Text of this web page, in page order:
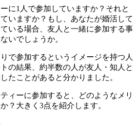
に1人で参加していますか？それと
いますか？もし、あなたが婚活して
いる場合、友人と一緒に参加する事
いでしょうか。
で参加するというイメージを持つ人
の結果、約半数の人が友人・知人と
たことがあると分かりました。
ィーに参加すると、どのようなメリ
？大きく3点を紹介します。